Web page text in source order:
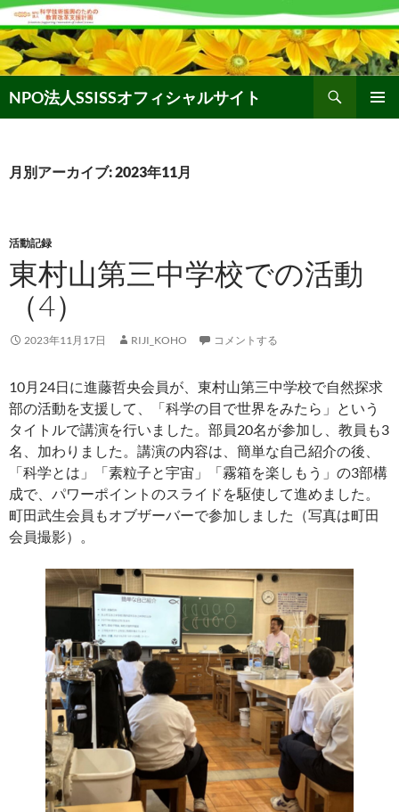
コ
ン
テ
ン
ツ
へ
ッ
NPO法人SSISSオフィシャルサイト
索
月別アーカイブ: 2023年11月
活動記録
東村山第三中学校での活動
（4）
2023年11月17日 RIJI_KOHO コメントする
10月24日に進藤哲央会員が、東村山第三中学校で自然探求
部の活動を支援して、「科学の目で世界をみたら」という
タイトルで講演を行いました。部員20名が参加し、教員も3
名、加わりました。講演の内容は、簡単な自己紹介の後、
「科学とは」「素粒子と宇宙」「霧箱を楽しもう」の3部構
成で、パワーポイントのスライドを駆使して進めました。
町田武生会員もオブザーバーで参加しました（写真は町田
会員撮影）。